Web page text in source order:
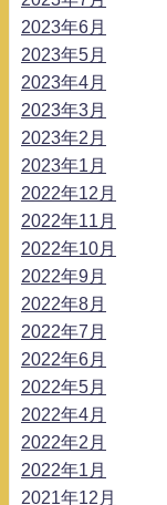
2023年6月
2023年5月
2023年4月
2023年3月
2023年2月
2023年1月
2022年12月
2022年11月
2022年10月
2022年9月
2022年8月
2022年7月
2022年6月
2022年5月
2022年4月
2022年2月
2022年1月
2021年12月